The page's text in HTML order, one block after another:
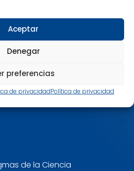
Aceptar
Denegar
preferencias
de privacidadPolítica de privacidad
de la Ciencia